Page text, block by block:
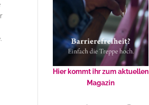
Hier kommt ihr zum aktuellen
Magazin